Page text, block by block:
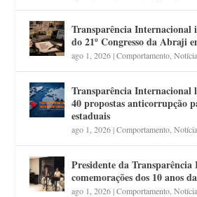
Transparência Internacional
do 21º Congresso da Abraji
ago 1, 2026|Comportamento ,
Transparência Internacional
40 propostas anticorrupção
estaduais
ago 1, 2026|Comportamento ,
Presidente da
comemorações dos 10 anos
ago 1, 2026|Comportamento ,